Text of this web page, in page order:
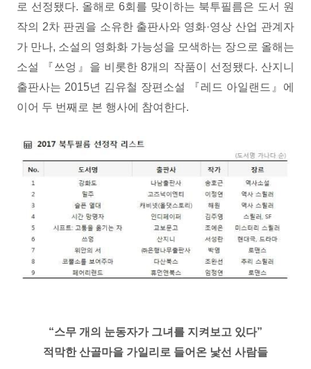
로 선정됐다. 올해로 6회를 맞이하는 북투필름은 도서 원
작의 2차 판권을 소유한 출판사와 영화·영상 산업 관계자
가 만나, 소설의 영화화 가능성을 모색하는 장으로 올해는
소설 『쓰엉』을 비롯한 8개의 작품이 선정됐다. 산지니
출판사는 2015년 김유철 장편소설 『레드 아일랜드』에
이어 두 번째로 본 행사에 참여한다.
“스무 개의 눈동자가 그녀를 지켜보고 있다”
적막한 산골마을 가일리로 들어온 낯선 사람들